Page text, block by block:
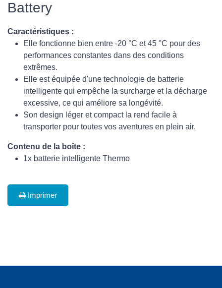
Battery
Caractéristiques :
Elle fonctionne bien entre -20 °C et 45 °C pour des
performances constantes dans des conditions
extrêmes.
Elle est équipée d'une technologie de batterie
intelligente qui empêche la surcharge et la décharge
excessive, ce qui améliore sa longévité.
Son design léger et compact la rend facile à
transporter pour toutes vos aventures en plein air.
Contenu de la boîte :
1x batterie intelligente Thermo
Imprimer